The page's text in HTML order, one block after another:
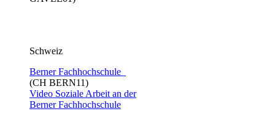
Schweiz
Berner Fachhochschule
(CH BERN11)
Video Soziale Arbeit an der
Berner Fachhochschule​